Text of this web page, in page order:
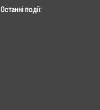
Останні події: